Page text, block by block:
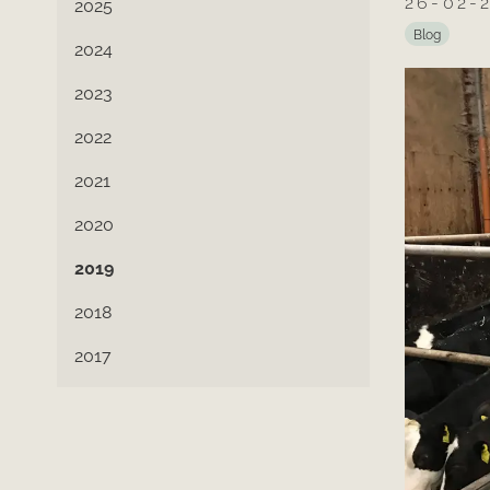
2025
2024
2023
2022
2021
2020
2019
2018
2017
Blog